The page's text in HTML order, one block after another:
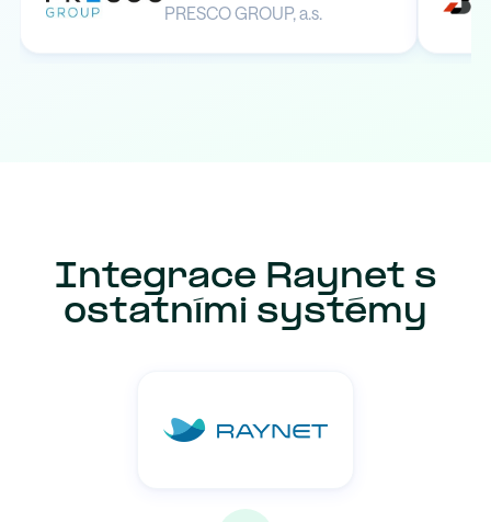
PRESCO GROUP, a.s.
Integrace Raynet s
ostatními systémy